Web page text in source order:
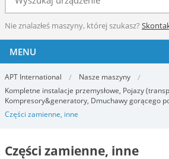
Nie znalazłeś maszyny, której szukasz?
MENU
APT International
Nasze maszyny
Kompletne instalacje przemysłowe, Pojazy
Kompresory&generatory, Dmuchawy gorącego
Części zamienne, inne
Części zamienne, inne